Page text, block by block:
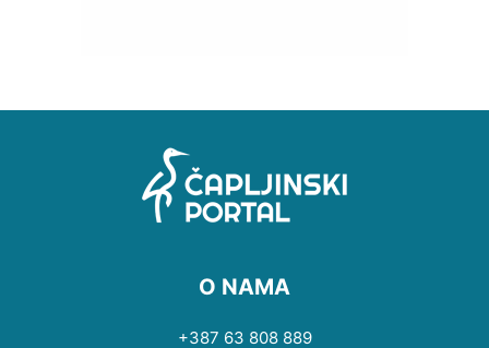
O NAMA
+387 63 808 889